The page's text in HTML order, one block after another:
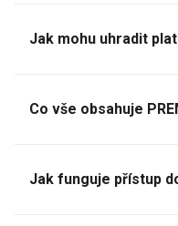
Jak mohu uhradit
Co vše obsahuje
Jak funguje přístup